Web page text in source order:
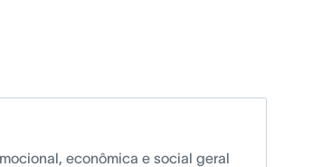
econômica e social geral